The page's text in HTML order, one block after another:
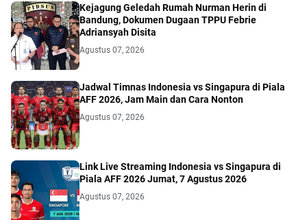
Kejagung Geledah Rumah Nurman Herin di
Bandung, Dokumen Dugaan TPPU Febrie
Adriansyah Disita
Agustus 07, 2026
Jadwal Timnas Indonesia vs Singapura di Piala
AFF 2026, Jam Main dan Cara Nonton
Agustus 07, 2026
Link Live Streaming Indonesia vs Singapura di
Piala AFF 2026 Jumat, 7 Agustus 2026
Agustus 07, 2026